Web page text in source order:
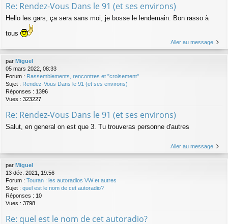
Re: Rendez-Vous Dans le 91 (et ses environs)
Hello les gars, ça sera sans moi, je bosse le lendemain. Bon rasso à
tous
Aller au message
par Miguel
05 mars 2022, 08:33
Forum : Rassemblements, rencontres et "croisement"
Sujet : Rendez-Vous Dans le 91 (et ses environs)
Réponses : 1396
Vues : 323227
Re: Rendez-Vous Dans le 91 (et ses environs)
Salut, en general on est que 3. Tu trouveras personne d'autres
Aller au message
par Miguel
13 déc. 2021, 19:56
Forum : Touran : les autoradios VW et autres
Sujet : quel est le nom de cet autoradio?
Réponses : 10
Vues : 3798
Re: quel est le nom de cet autoradio?